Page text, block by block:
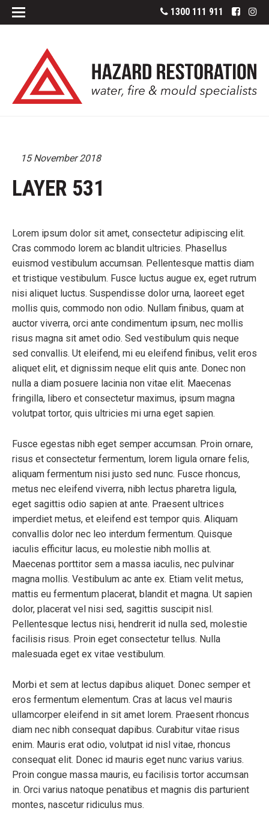
1300 111 911
15 November 2018
LAYER 531
Lorem ipsum dolor sit amet, consectetur adipiscing elit.
Cras commodo lorem ac blandit ultricies. Phasellus
euismod vestibulum accumsan. Pellentesque mattis diam
et tristique vestibulum. Fusce luctus augue ex, eget rutrum
nisi aliquet luctus. Suspendisse dolor urna, laoreet eget
mollis quis, commodo non odio. Nullam finibus, quam at
auctor viverra, orci ante condimentum ipsum, nec mollis
risus magna sit amet odio. Sed vestibulum quis neque
sed convallis. Ut eleifend, mi eu eleifend finibus, velit eros
aliquet elit, et dignissim neque elit quis ante. Donec non
nulla a diam posuere lacinia non vitae elit. Maecenas
fringilla, libero et consectetur maximus, ipsum magna
volutpat tortor, quis ultricies mi urna eget sapien.
Fusce egestas nibh eget semper accumsan. Proin ornare,
risus et consectetur fermentum, lorem ligula ornare felis,
aliquam fermentum nisi justo sed nunc. Fusce rhoncus,
metus nec eleifend viverra, nibh lectus pharetra ligula,
eget sagittis odio sapien at ante. Praesent ultrices
imperdiet metus, et eleifend est tempor quis. Aliquam
convallis dolor nec leo interdum fermentum. Quisque
iaculis efficitur lacus, eu molestie nibh mollis at.
Maecenas porttitor sem a massa iaculis, nec pulvinar
magna mollis. Vestibulum ac ante ex. Etiam velit metus,
mattis eu fermentum placerat, blandit et magna. Ut sapien
dolor, placerat vel nisi sed, sagittis suscipit nisl.
Pellentesque lectus nisi, hendrerit id nulla sed, molestie
facilisis risus. Proin eget consectetur tellus. Nulla
malesuada eget ex vitae vestibulum.
Morbi et sem at lectus dapibus aliquet. Donec semper et
eros fermentum elementum. Cras at lacus vel mauris
ullamcorper eleifend in sit amet lorem. Praesent rhoncus
diam nec nibh consequat dapibus. Curabitur vitae risus
enim. Mauris erat odio, volutpat id nisl vitae, rhoncus
consequat elit. Donec id mauris eget nunc varius varius.
Proin congue massa mauris, eu facilisis tortor accumsan
in. Orci varius natoque penatibus et magnis dis parturient
montes, nascetur ridiculus mus.